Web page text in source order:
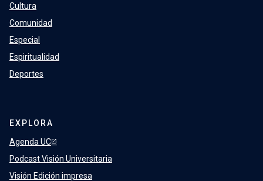
Cultura
Comunidad
Especial
Espiritualidad
Deportes
EXPLORA
Agenda UC
Podcast Visión Universitaria
Visión Edición impresa